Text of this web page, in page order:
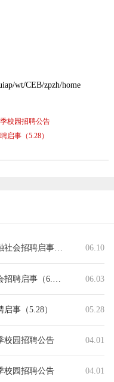
wt/CEB/zpzh/home
校园招聘公告
启事（5.28）
社会招聘启事（6.10）06.10
聘启事（6.3） 06.03
事（5.28） 05.28
校园招聘公告 04.01
校园招聘公告 04.01